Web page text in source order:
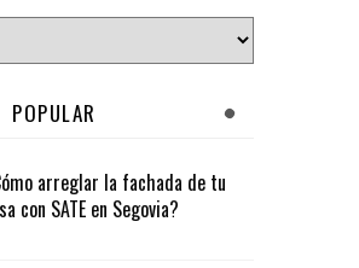
POPULAR
arreglar la fachada de tu
con SATE en Segovia?